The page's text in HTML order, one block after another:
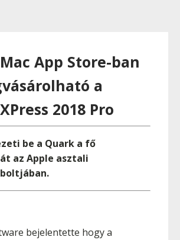
App Store-ban
a
2018 Pro
be a Quark a fő
az Apple asztali
bejelentette hogy a